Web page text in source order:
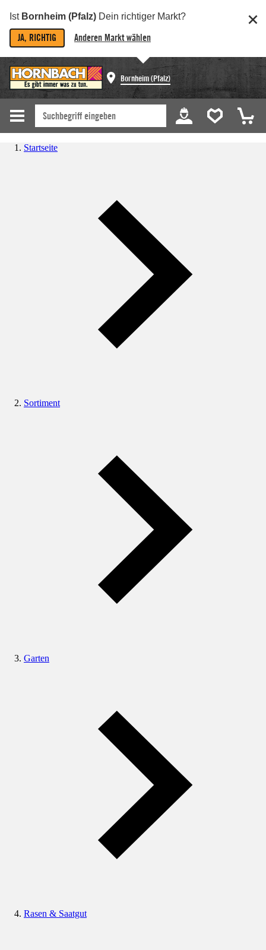
Ist Bornheim (Pfalz) Dein richtiger Markt?
JA, RICHTIG Anderen Markt wählen
Bornheim (Pfalz)
Startseite
Sortiment
Garten
Rasen & Saatgut